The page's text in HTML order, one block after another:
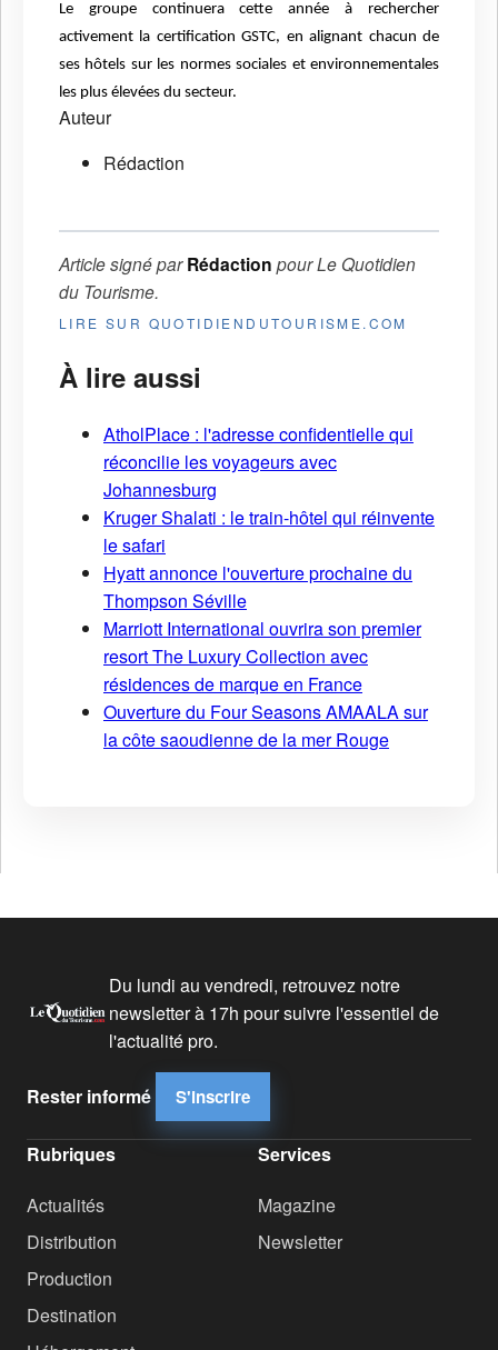
Le groupe continuera cette année à rechercher
activement la certification GSTC, en alignant chacun de
ses hôtels sur les normes sociales et environnementales
les plus élevées du secteur.
Auteur
Rédaction
Article signé parRédaction pourLe Quotidien
du Tourisme.
LIRE SUR QUOTIDIENDUTOURISME.COM
À lire aussi
AtholPlace : l'adresse confidentielle qui
réconcilie les voyageurs avec
Johannesburg
Kruger Shalati : le train-hôtel qui réinvente
le safari
Hyatt annonce l'ouverture prochaine du
Thompson Séville
Marriott International ouvrira son premier
resort The Luxury Collection avec
résidences de marque en France
Ouverture du Four Seasons AMAALA sur
la côte saoudienne de la mer Rouge
Du lundi au vendredi, retrouvez notre
newsletter à 17h pour suivre l'essentiel de
l'actualité pro.
Rester informé S'inscrire
Rubriques
Actualités
Distribution
Production
Destination
Services
Magazine
Newsletter